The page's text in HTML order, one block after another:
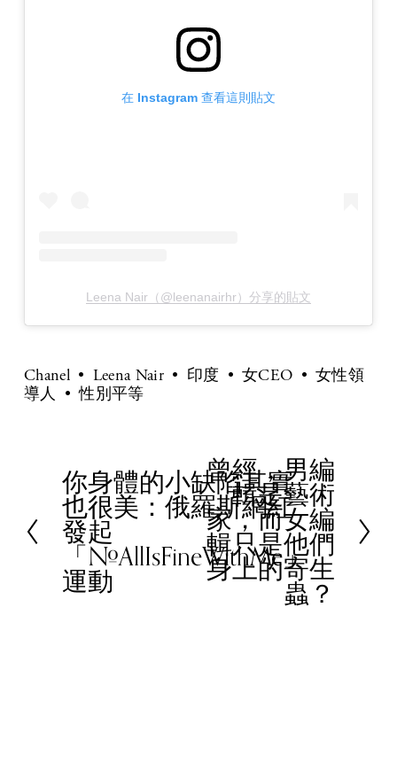
在 Instagram 查看這則貼文
Leena Nair（@leenanairhr）分享的貼文
Chanel Leena Nair 印度 女CEO
女性領
導人
性別平等
P
r
e
i
你身體的小缺陷其實
也很美：俄羅斯網紅
發起
「#AllIsFineWithMe」
運動
N
e
x
曾經，男編
輯是藝術
家，而女編
輯只是他們
身上的寄生
蟲？